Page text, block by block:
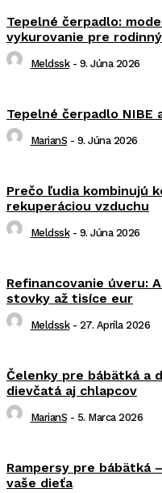
Tepelné čerpadlo:
vykurovanie pre
Meldssk - 9. Júna 2026
Tepelné čerpadlo
MarianS - 9. Júna 2026
Prečo ľudia kombinujú
rekuperáciou vzduchu
Meldssk - 9. Júna 2026
Refinancovanie úveru:
stovky až tisíce eur
Meldssk - 27. Apríla 2026
Čelenky pre bábätká a
dievčatá aj chlapcov
MarianS - 5. Marca 2026
Rampersy pre bábätká
vaše dieťa